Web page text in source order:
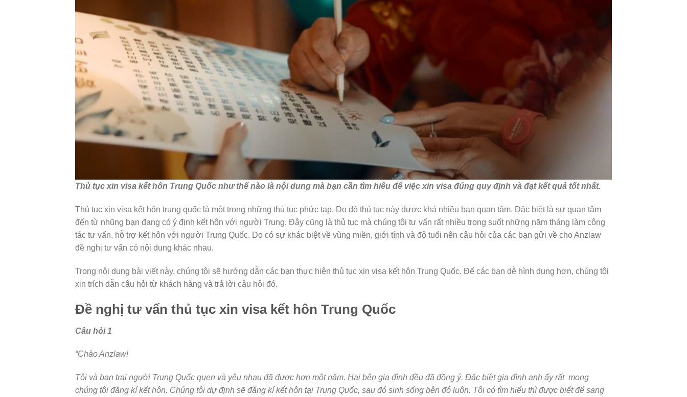
Thủ tục xin visa kết hôn Trung Quốc như thế nào là nội dung mà bạn cần tìm hiểu để việc xin visa đúng quy định và đạt kết quả tốt nhất.
Thủ tục xin visa kết hôn trung quốc là một trong những thủ tục phức tạp. Do đó thủ tục này được khá nhiều bạn quan tâm. Đặc biệt là sự quan tâm
đến từ nhũng bạn đang có ý định kết hôn với người Trung. Đây cũng là thủ tục mà chúng tôi tư vấn rất nhiều trong suốt những năm tháng làm công
tác tư vấn, hỗ trợ kết hôn với người Trung Quốc. Do có sự khác biệt về vùng miền, giới tính và độ tuổi nên câu hỏi của các bạn gửi về cho Anzlaw
đề nghị tư vấn có nội dung khác nhau.
Trong nội dung bài viết này, chúng tôi sẽ hướng dẫn các bạn thực hiện thủ tục xin visa kết hôn Trung Quốc. Để các bạn dễ hình dung hơn, chúng tôi
xin trích dẫn câu hỏi từ khách hàng và trả lời câu hỏi đó.
Đề nghị tư vấn thủ tục xin visa kết hôn Trung Quốc
Câu hỏi 1
“Chào Anzlaw!
Tôi và bạn trai người Trung Quốc quen và yêu nhau đã được hơn một năm. Hai bên gia đình đều đã đồng ý. Đặc biệt gia đình anh ấy rất mong
chúng tôi đăng kí kết hôn. Chúng tôi dự định sẽ đăng kí kết hôn tại Trung Quốc, sau đó sinh sống bên đó luôn. Tôi có tìm hiểu thì được biết để sang